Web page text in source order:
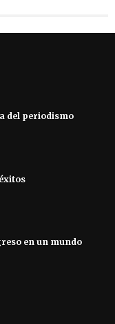
del periodismo
en un mundo